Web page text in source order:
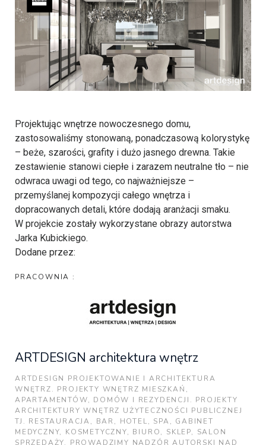
Projektując wnętrze nowoczesnego domu,
zastosowaliśmy stonowaną, ponadczasową kolorystykę
– beże, szarości, grafity i dużo jasnego drewna. Takie
zestawienie stanowi ciepłe i zarazem neutralne tło – nie
odwraca uwagi od tego, co najważniejsze –
przemyślanej kompozycji całego wnętrza i
dopracowanych detali, które dodają aranżacji smaku.
W projekcie zostały wykorzystane obrazy autorstwa
Jarka Kubickiego.
Dodane przez:
PRACOWNIA :
ARTDESIGN architektura wnętrz
ARTDESIGN PROJEKTOWANIE I ARCHITEKTURA
WNĘTRZ. PROJEKTY WNĘTRZ MIESZKAŃ,
APARTAMENTÓW, DOMÓW I REZYDENCJI. PROJEKTY
ARCHITEKTURY WNĘTRZ UŻYTECZNOŚCI PUBLICZNEJ
TJ. RESTAURACJA, BAR, HOTEL, SPA, GABINET
MEDYCZNY, KOSMETYCZNY, BIURO, SKLEP, SALON
SPRZEDAŻY. PROWADZIMY NADZÓR AUTORSKI NAD